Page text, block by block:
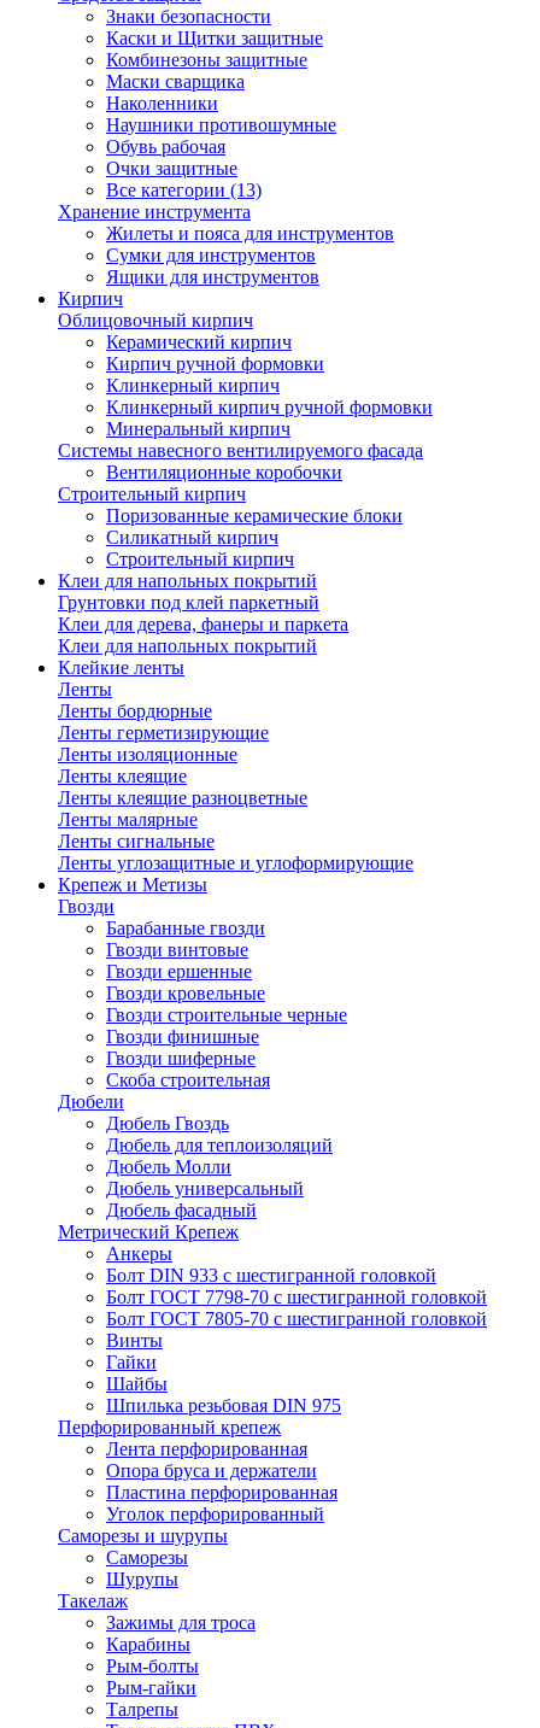
Знаки безопасности
Каски и Щитки защитные
Комбинезоны защитные
Маски сварщика
Наколенники
Наушники противошумные
Обувь рабочая
Очки защитные
Все категории (13)
Хранение инструмента
Жилеты и пояса для инструментов
Сумки для инструментов
Ящики для инструментов
Кирпич
Облицовочный кирпич
Керамический кирпич
Кирпич ручной формовки
Клинкерный кирпич
Клинкерный кирпич ручной формовки
Минеральный кирпич
Системы навесного вентилируемого фасада
Вентиляционные коробочки
Строительный кирпич
Поризованные керамические блоки
Силикатный кирпич
Строительный кирпич
Клеи для напольных покрытий
Грунтовки под клей паркетный
Клеи для дерева, фанеры и паркета
Клеи для напольных покрытий
Клейкие ленты
Ленты
Ленты бордюрные
Ленты герметизирующие
Ленты изоляционные
Ленты клеящие
Ленты клеящие разноцветные
Ленты малярные
Ленты сигнальные
Ленты углозащитные и углоформирующие
Крепеж и Метизы
Гвозди
Барабанные гвозди
Гвозди винтовые
Гвозди ершенные
Гвозди кровельные
Гвозди строительные черные
Гвозди финишные
Гвозди шиферные
Скоба строительная
Дюбели
Дюбель Гвоздь
Дюбель для теплоизоляций
Дюбель Молли
Дюбель универсальный
Дюбель фасадный
Метрический Крепеж
Анкеры
Болт DIN 933 с шестигранной головкой
Болт ГОСТ 7798-70 с шестигранной головкой
Болт ГОСТ 7805-70 с шестигранной головкой
Винты
Гайки
Шайбы
Шпилька резьбовая DIN 975
Перфорированный крепеж
Лента перфорированная
Опора бруса и держатели
Пластина перфорированная
Уголок перфорированный
Саморезы и шурупы
Саморезы
Шурупы
Такелаж
Зажимы для троса
Карабины
Рым-болты
Рым-гайки
Талрепы